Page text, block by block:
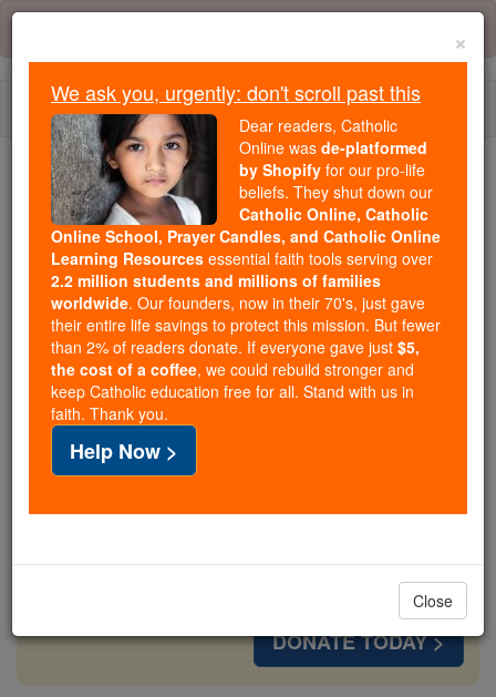
Skip
content
Because of You, 2.2 Million
Students Are Being Formed in the
Faith
Because of generous supporters like you,
Catholic Online School has already delivered
free, faithful Catholic education to over 2.2
million students across 193 countries. In an age
of noise and algorithms, you are helping form
souls with truth, prayer, Scripture, and Christ.
If everyone who reads this gave just $5 — the
free for all. Be Courageous. Be Catholic. Stand
DONATE TODAY >
×
We ask you, urgently: don't scroll past this
Dear readers, Catholic
Online was de-platformed
by Shopify for our pro-life
beliefs. They shut down our
Catholic Online, Catholic
Online School, Prayer Candles, and Catholic Online
Learning Resources essential faith tools serving over
2.2 million students and millions of families
worldwide. Our founders, now in their 70's, just gave
their entire life savings to protect this mission. But fewer
than 2% of readers donate. If everyone gave just $5,
the cost of a coffee, we could rebuild stronger and
keep Catholic education free for all. Stand with us in
faith. Thank you.
Help Now >
Close